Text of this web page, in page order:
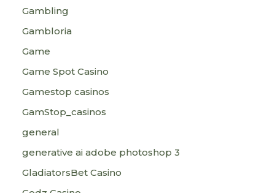
Gambling
Gambloria
Game
Game Spot Casino
Gamestop casinos
GamStop_casinos
general
generative ai adobe photoshop 3
GladiatorsBet Casino